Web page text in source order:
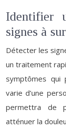
Identifier
signes à
Détecter les
un traitement
symptômes qui
varie d’une
permettra de
atténuer la